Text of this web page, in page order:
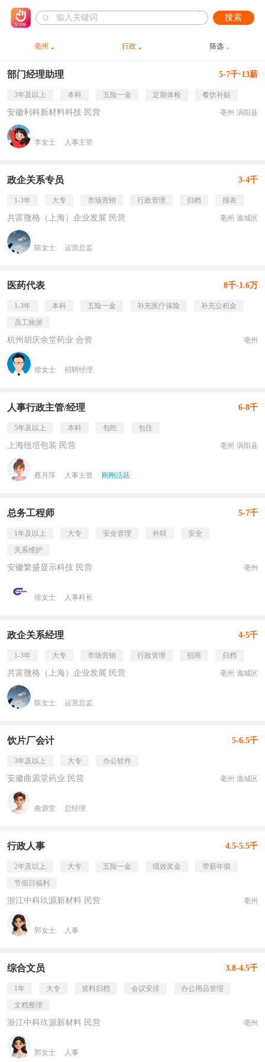
搜索
亳州 行政 筛选
部门经理助理 5-7千·13薪
3年及以上 本科 五险一金 定期体检 餐饮补贴
安徽利科新材料科技 民营 亳州·涡阳县
李女士 人事主管
政企关系专员 3-4千
1-3年 大专 市场营销 行政管理 归档 报表
共富微格（上海）企业发展 民营 亳州·谯城区
陈女士 运营总监
医药代表 8千-1.6万
1-3年 本科 五险一金 补充医疗保险
补充公积金
员工旅游
杭州胡庆余堂药业 合资 亳州
徐女士 招聘经理
人事行政主管/经理 6-8千
5年及以上 本科 包吃 包住
上海纽培包装 民营 亳州·涡阳县
蔡月萍 人事主管 刚刚活跃
总务工程师 5-7千
1年及以上 大专 安全管理 外联
安全
关系维护
安徽繁盛显示科技 民营 亳州
徐女士 人事科长
政企关系经理 4-5千
1-3年 大专 市场营销 行政管理 招商 归档
共富微格（上海）企业发展 民营 亳州·谯城区
陈女士 运营总监
饮片厂会计 5-6.5千
3年及以上 大专 办公软件
安徽曲源堂药业 民营 亳州·谯城区
曲源堂 总经理
行政人事 4.5-5.5千
2年及以上 大专 五险一金 绩效奖金
带薪年假
节假日福利
浙江中科玖源新材料 民营 亳州
郭女士 人事
综合文员 3.8-4.5千
1年 大专 资料归档 会议安排
办公用品管理
文档整理
浙江中科玖源新材料 民营 亳州
郭女士 人事